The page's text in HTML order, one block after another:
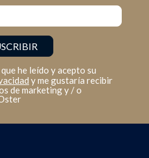
he leído y acepto su
y me gustaría recibir
de marketing y / o